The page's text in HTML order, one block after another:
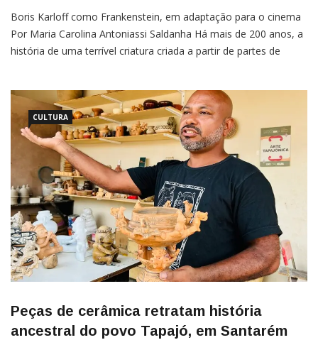
Boris Karloff como Frankenstein, em adaptação para o cinema
Por Maria Carolina Antoniassi Saldanha Há mais de 200 anos, a
história de uma terrível criatura criada a partir de partes de
rapidamente conquistou o público e se […]
CULTURA
Peças de cerâmica retratam história
ancestral do povo Tapajó, em Santarém